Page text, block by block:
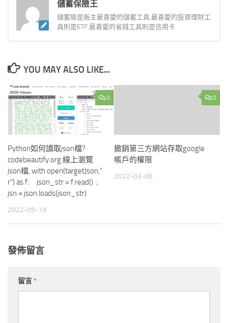
儲蓄保險王
儲蓄險是板主最喜愛的儲蓄工具,最喜愛的投資理財工
具則是ETF,最喜愛的省錢工具則是信用卡
YOU MAY ALSO LIKE...
0
Python如何讀取json檔?
codebeautify.org 線上瀏覽
json檔, with open(targetJson,”
r”) as f: json_str = f.read() ;
jsn = json.loads(json_str)
2022-09-19
0
撤銷第三方網站存取google
帳戶的權限
2022-03-06
發佈留言
留言*